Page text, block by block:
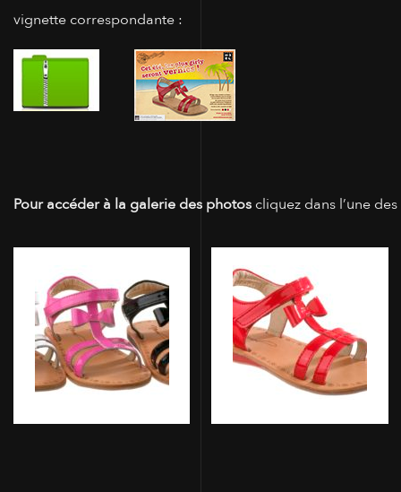
vignette correspondante :
Pour accéder à la galerie des photos cliquez dans l’une